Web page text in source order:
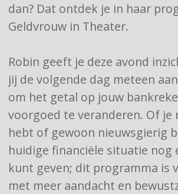
dan? Dat ontdek je in haar
Geldvrouw in Theater.
Robin geeft je deze avond
jij de volgende dag meteen
om het getal op jouw
voorgoed te veranderen. Of je
hebt of gewoon nieuwsgierig
huidige financiële situatie nog
kunt geven; dit programma is
met meer aandacht en